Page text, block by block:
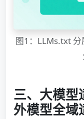
图1：LLMs.txt
三、大模型
外模型全域